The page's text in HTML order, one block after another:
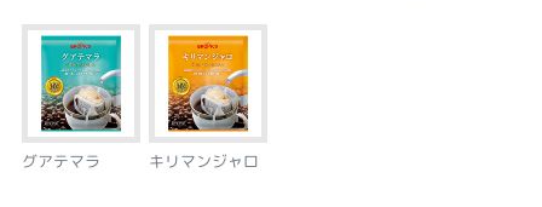
グアテマラ キリマンジャロ